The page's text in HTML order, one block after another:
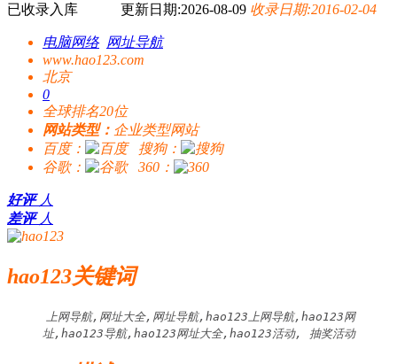
已收录入库 更新日期:2026-08-09 收录日期:2016-02-04
电脑网络 网址导航
www.hao123.com
北京
0
全球排名20位
网站类型： 企业类型网站
百度：
搜狗：
谷歌：
360：
好评 人
差评 人
hao123关键词
上网导航,网址大全,网址导航,hao123上网导航,hao123网
址,hao123导航,hao123网址大全,hao123活动, 抽奖活动